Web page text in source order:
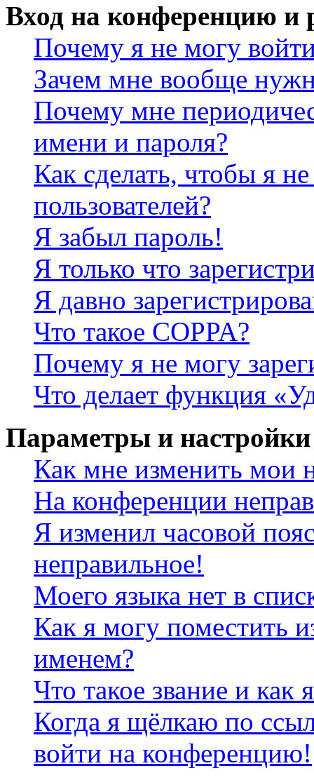
Вход на конференцию и
Почему я не могу
Зачем мне вообще
Почему мне
имени и пароля?
Как сделать, чтобы я
пользователей?
Я забыл пароль!
Я только что
Я давно
Что такое COPPA?
Почему я не могу
Что делает функция
Параметры и настройки
Как мне изменить мои
На конференции
Я изменил часовой
неправильное!
Моего языка нет в
Как я могу поместить
именем?
Что такое звание и как
Когда я щёлкаю по
войти на конференцию!